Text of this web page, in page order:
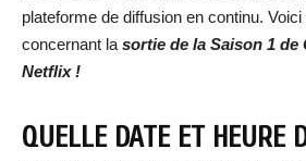
plateforme de diffusion en continu.
concernant la sortie de la Saison 1 de
Netflix !
QUELLE DATE ET HEURE